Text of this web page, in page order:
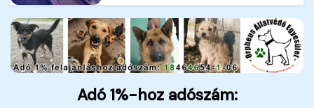
Adó 1%-hoz adószám: